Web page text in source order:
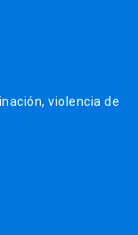
violencia de